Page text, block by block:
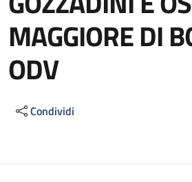
MAGGIORE DI
ODV
Condividi